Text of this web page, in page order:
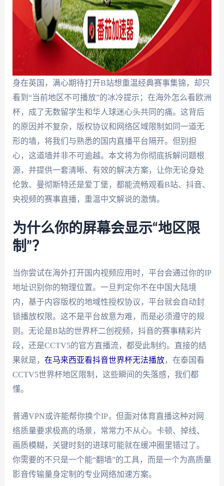
身在英国，满心期待打开B站想重温经典赛事集锦，却只
看到“当前地区不可播放”的冰冷提示；在海外怎么看欧洲
杯，成了无数留学生和华人球迷心头共同的痛。这背后
的原因并不复杂，版权协议和网络区域限制如同一道无
形的墙，将我们与熟悉的国内直播平台隔开。但别担
心，这道墙并非不可逾越。本文将为你彻底拆解问题根
源，并提供一套清晰、有效的解决方案，让你无论身处
伦敦、曼彻斯特还是爱丁堡，都能流畅观看B站、抖音、
央视频的赛事直播，重温中文解说的激情。
为什么你的屏幕会显示“地区限
制”？
当你尝试在海外打开国内视频应用时，平台会通过你的IP
地址识别你的物理位置。一旦判定你不在中国大陆境
内，基于内容版权的地域性授权协议，平台就会自动封
锁播放权限。这不是平台故意为难，而是必须遵守的规
则。无论是B站的世界杯二创视频，抖音的赛事精彩片
段，还是CCTV5的官方直播流，都受此制约。直接的结
果就是， 在马来西亚看抖音世界杯无法播放，在泰国看
CCTV5世界杯地区限制，这些瞬间的失落感，我们都
懂。
普通VPN或许能帮你换个IP，但面对体育直播这种对网
络质量要求极高的场景，常常力不从心。卡顿、掉线、
画质模糊，关键时刻的进球可能就在缓冲圈里错过了。
你需要的不只是一个能“翻墙”的工具，而是一个为高质量
影音传输量身定制的专业网络加速方案。